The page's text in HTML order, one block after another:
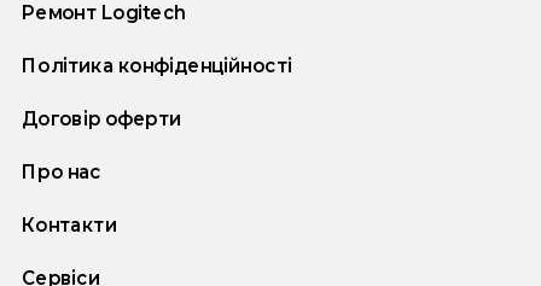
Ремонт Logitech
Політика конфіденційності
Договір оферти
Про нас
Контакти
Сервіси